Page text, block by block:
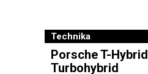
Technika
Porsche T-
Turbohybrid